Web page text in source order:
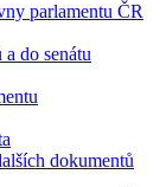
parlamentu ČR
do senátu
dokumentů